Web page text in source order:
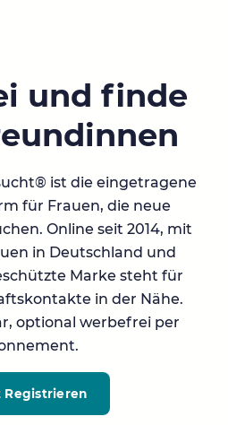
und finde
ist die eingetragene
für Frauen, die neue
Online seit 2014, mit
in Deutschland und
Marke steht für
in der Nähe.
optional werbefrei per
Registrieren